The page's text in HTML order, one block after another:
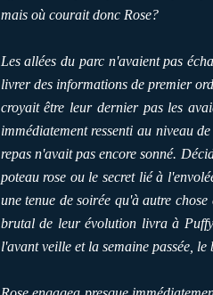
mais où courait donc Rose?
Les allées du parc n'avaient pas
livrer des informations de premier
croyait être leur dernier pas les
immédiatement ressenti au niveau
repas n'avait pas encore sonné.
poteau rose ou le secret lié à
une tenue de soirée qu'à autre
brutal de leur évolution livra à
l'avant veille et la semaine passée,